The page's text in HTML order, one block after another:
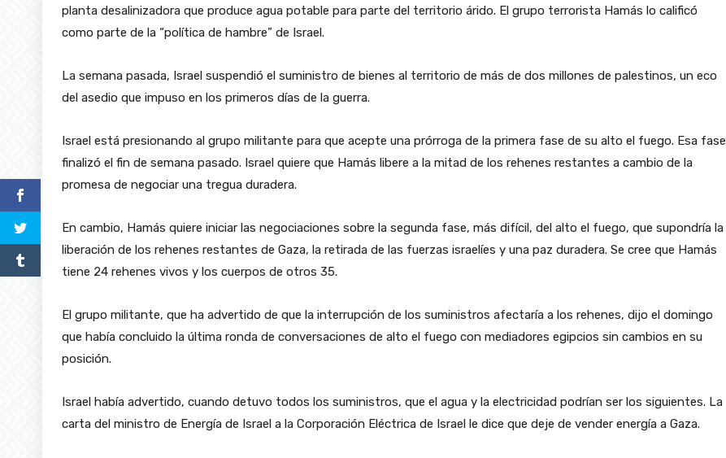
planta desalinizadora que produce agua potable para parte del territorio árido. El grupo terrorista Hamás lo calificó
como parte de la “política de hambre” de Israel.
La semana pasada, Israel suspendió el suministro de bienes al territorio de más de dos millones de palestinos, un eco
del asedio que impuso en los primeros días de la guerra.
Israel está presionando al grupo militante para que acepte una prórroga de la primera fase de su alto el fuego. Esa fase
finalizó el fin de semana pasado. Israel quiere que Hamás libere a la mitad de los rehenes restantes a cambio de la
promesa de negociar una tregua duradera.
En cambio, Hamás quiere iniciar las negociaciones sobre la segunda fase, más difícil, del alto el fuego, que supondría la
liberación de los rehenes restantes de Gaza, la retirada de las fuerzas israelíes y una paz duradera. Se cree que Hamás
tiene 24 rehenes vivos y los cuerpos de otros 35.
El grupo militante, que ha advertido de que la interrupción de los suministros afectaría a los rehenes, dijo el domingo
que había concluido la última ronda de conversaciones de alto el fuego con mediadores egipcios sin cambios en su
posición.
Israel había advertido, cuando detuvo todos los suministros, que el agua y la electricidad podrían ser los siguientes. La
carta del ministro de Energía de Israel a la Corporación Eléctrica de Israel le dice que deje de vender energía a Gaza.